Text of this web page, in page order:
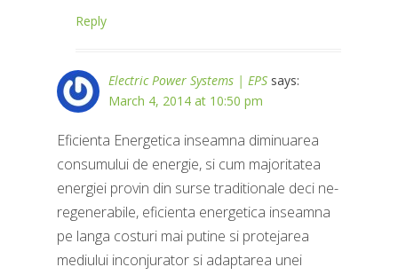
Reply
Electric Power Systems | EPS says:
March 4, 2014 at 10:50 pm
Eficienta Energetica inseamna diminuarea
consumului de energie, si cum majoritatea
energiei provin din surse traditionale deci ne-
regenerabile, eficienta energetica inseamna
pe langa costuri mai putine si protejarea
mediului inconjurator si adaptarea unei